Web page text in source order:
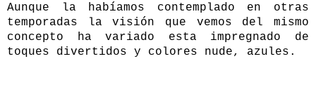
Aunque la habíamos contemplado en otras
temporadas la visión que vemos del mismo
concepto ha variado esta impregnado de
toques divertidos y colores nude, azules.